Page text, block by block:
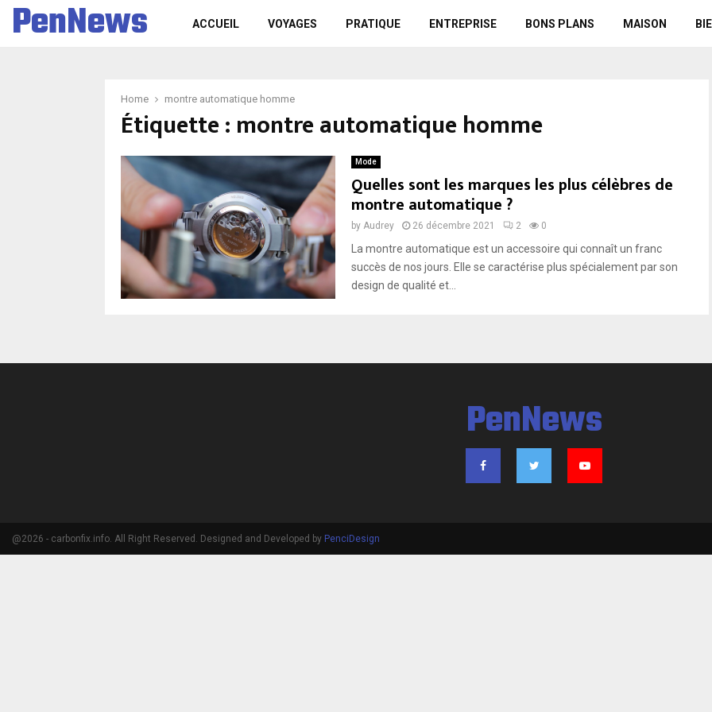
PenNews ACCUEIL VOYAGES PRATIQUE ENTREPRISE BONS PLANS MAISON
Home montre automatique homme
Étiquette : montre automatique homme
Mode
Quelles sont les marques les plus célèbres de
montre automatique ?
by Audrey 26 décembre 2021 2 0
La montre automatique est un accessoire qui connaît un franc
succès de nos jours. Elle se caractérise plus spécialement par son
design de qualité et...
PenNews
@2026 - carbonfix.info. All Right Reserved. Designed and Developed by PenciDesign